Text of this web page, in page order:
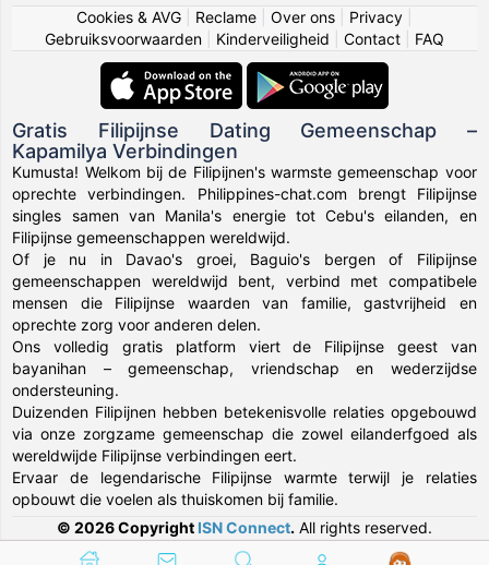
Cookies & AVG
Reclame Over ons Privacy
Gebruiksvoorwaarden
Kinderveiligheid Contact FAQ
Gratis Filipijnse Dating Gemeenschap –
Kapamilya Verbindingen
Kumusta! Welkom bij de Filipijnen's warmste gemeenschap voor
oprechte verbindingen. Philippines-chat.com brengt Filipijnse
singles samen van Manila's energie tot Cebu's eilanden, en
Filipijnse gemeenschappen wereldwijd.
Of je nu in Davao's groei, Baguio's bergen of Filipijnse
gemeenschappen wereldwijd bent, verbind met compatibele
mensen die Filipijnse waarden van familie, gastvrijheid en
oprechte zorg voor anderen delen.
Ons volledig gratis platform viert de Filipijnse geest van
bayanihan – gemeenschap, vriendschap en wederzijdse
ondersteuning.
Duizenden Filipijnen hebben betekenisvolle relaties opgebouwd
via onze zorgzame gemeenschap die zowel eilanderfgoed als
wereldwijde Filipijnse verbindingen eert.
Ervaar de legendarische Filipijnse warmte terwijl je relaties
opbouwt die voelen als thuiskomen bij familie.
© 2026 Copyright ISN Connect. All rights reserved.